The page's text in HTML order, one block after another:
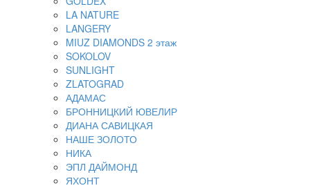
LA NATURE
LANGERY
MIUZ DIAMONDS 2 этаж
SOKOLOV
SUNLIGHT
ZLATOGRAD
АДАМАС
БРОННИЦКИЙ ЮВЕЛИР
ДИАНА САВИЦКАЯ
НАШЕ ЗОЛОТО
НИКА
ЭПЛ ДАЙМОНД
ЯХОНТ